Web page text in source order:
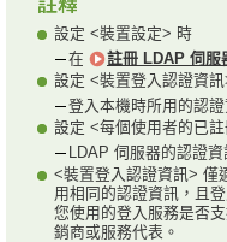
設定 <裝置設定> 時
在
註冊 LDAP 伺服
設定 <裝置登入認證資
登入本機時所用的認證
設定 <每個使用者的已
LDAP 伺服器的認證
<裝置登入認證資訊> 僅
用相同的認證資訊，且
您使用的登入服務是否
銷商或服務代表。